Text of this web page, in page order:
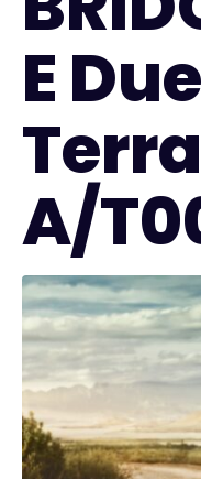
E
A/